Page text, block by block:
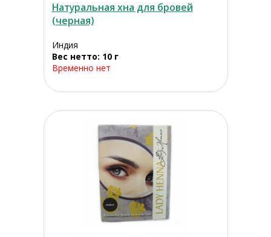
Натуральная хна для бровей
(черная)
Индия
Вес нетто: 10 г
Временно нет